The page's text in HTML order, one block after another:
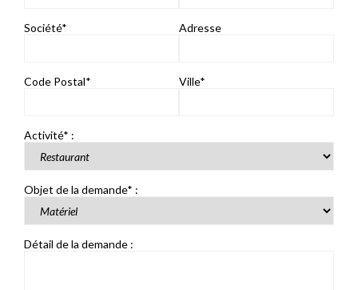
Société* Adresse
Code Postal* Ville*
Activité* :
Objet de la demande* :
Détail de la demande :